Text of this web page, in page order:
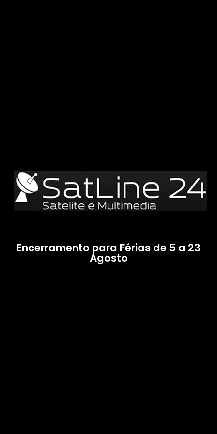
Encerramento para Férias de 5 a 23
Agosto